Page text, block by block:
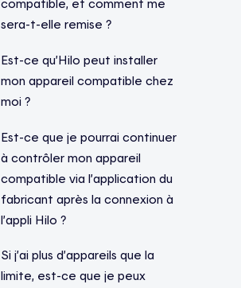
compatible, et comment me
sera-t-elle remise ?
Est-ce qu’Hilo peut installer
mon appareil compatible chez
moi ?
Est-ce que je pourrai continuer
à contrôler mon appareil
compatible via l’application du
fabricant après la connexion à
l’appli Hilo ?
Si j’ai plus d’appareils que la
limite, est-ce que je peux